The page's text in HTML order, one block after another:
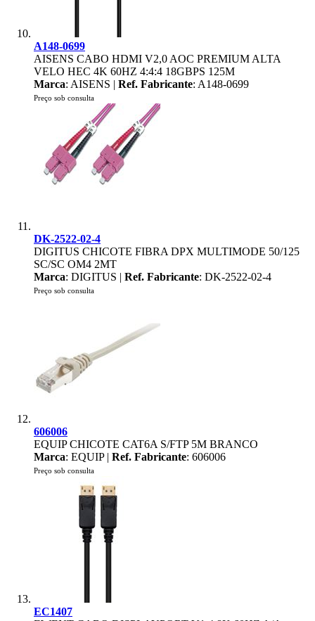
A148-0699
AISENS CABO HDMI V2,0 AOC PREMIUM ALTA
VELO HEC 4K 60HZ 4:4:4 18GBPS 125M
Marca: AISENS | Ref. Fabricante: A148-0699
Preço sob consulta
DK-2522-02-4
DIGITUS CHICOTE FIBRA DPX MULTIMODE 50/125
SC/SC OM4 2MT
Marca: DIGITUS | Ref. Fabricante: DK-2522-02-4
Preço sob consulta
606006
EQUIP CHICOTE CAT6A S/FTP 5M BRANCO
Marca: EQUIP | Ref. Fabricante: 606006
Preço sob consulta
EC1407